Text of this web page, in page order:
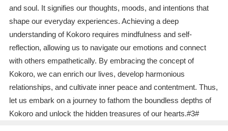
and soul. It signifies our thoughts, moods, and intentions that
shape our everyday experiences. Achieving a deep
understanding of Kokoro requires mindfulness and self-
reflection, allowing us to navigate our emotions and connect
with others empathetically. By embracing the concept of
Kokoro, we can enrich our lives, develop harmonious
relationships, and cultivate inner peace and contentment. Thus,
let us embark on a journey to fathom the boundless depths of
Kokoro and unlock the hidden treasures of our hearts.#3#